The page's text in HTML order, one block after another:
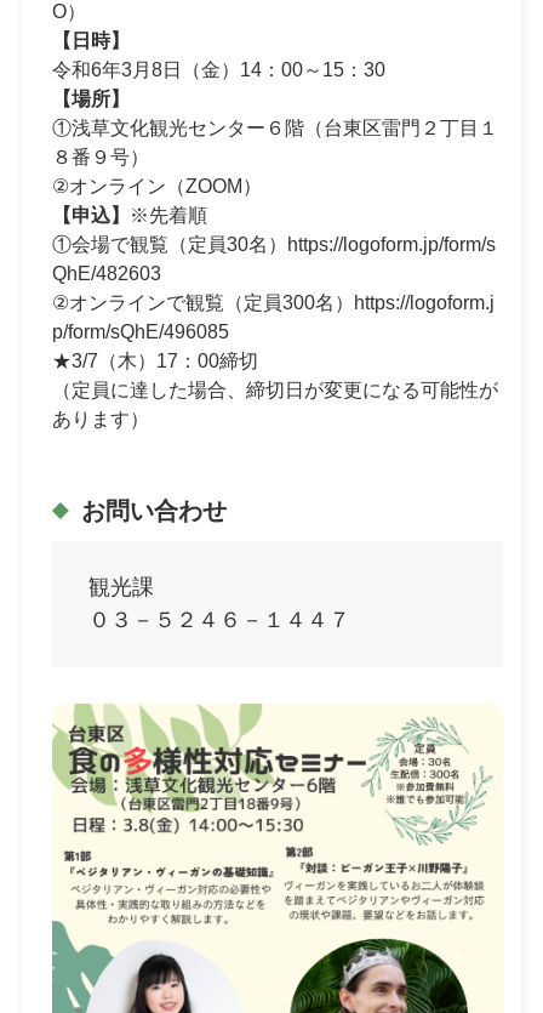
O）
【日時】
令和6年3月8日（金）14：00～15：30
【場所】
①浅草文化観光センター６階（台東区雷門２丁目１
８番９号）
②オンライン（ZOOM）
【申込】
※先着順
①会場で観覧（定員30名）
https://logoform.jp/form/s
QhE/482603
②オンラインで観覧（定員300名）
https://logoform.j
p/form/sQhE/496085
★3/7（木）17：00締切
（定員に達した場合、締切日が変更になる可能性が
あります）
お問い合わせ
観光課
０３－５２４６－１４４７